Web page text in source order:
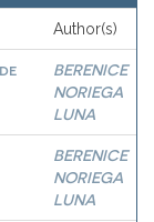
Author(s)
BERENICE
NORIEGA
LUNA
BERENICE
NORIEGA
LUNA